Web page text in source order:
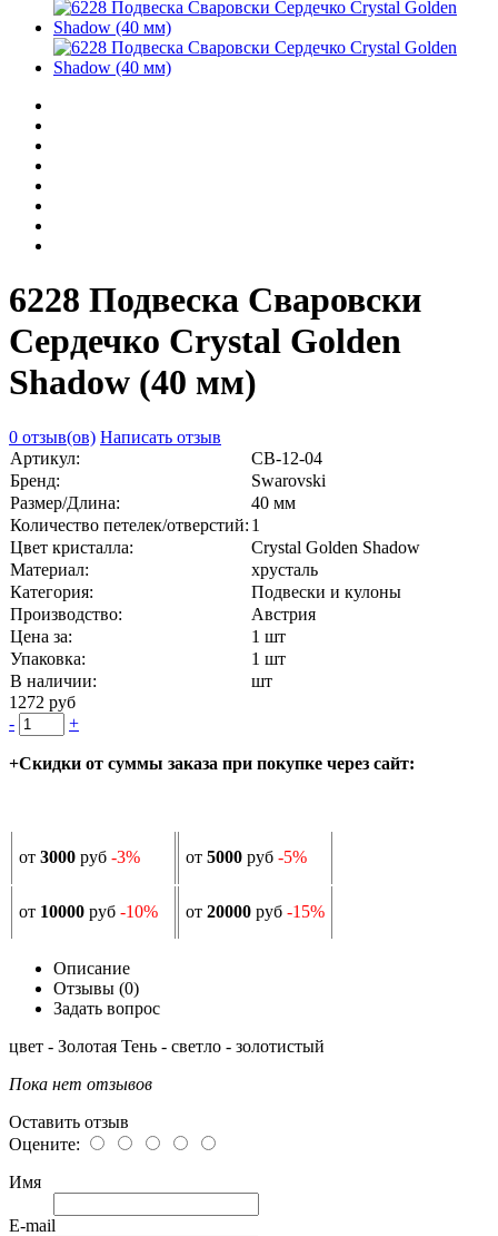
6228 Подвеска Сваровски
Сердечко Crystal Golden
Shadow (40 мм)
0 отзыв(ов) Написать отзыв
Артикул:
СВ-12-04
Бренд:
Swarovski
Размер/Длина:
40 мм
Количество петелек/отверстий: 1
Цвет кристалла:
Crystal Golden Shadow
Материал:
хрусталь
Категория:
Подвески и кулоны
Производство:
Австрия
Цена за:
1 шт
Упаковка:
1 шт
В наличии:
шт
1272 руб
-
+
+Скидки от суммы заказа при покупке через сайт:
от 3000 руб -3% от 5000 руб -5%
от 10000 руб -10% от 20000 руб -15%
Описание
Отзывы (0)
Задать вопрос
цвет - Золотая Тень - светло - золотистый
Пока нет отзывов
Оставить отзыв
Оцените:
Имя
E-mail